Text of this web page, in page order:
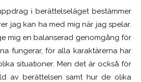
i berättelseläget bestämmer
jag kan ha med mig när jag spelar.
mig en balanserad genomgång för
fungerar, för alla karaktärerna har
situationer. Men det är också för
av berättelsen samt hur de olika